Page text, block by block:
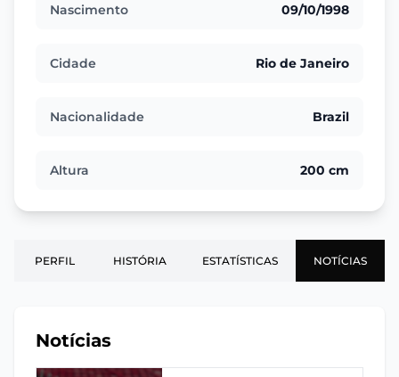
Nascimento 09/10/1998
Cidade Rio de Janeiro
Nacionalidade Brazil
Altura 200 cm
PERFIL HISTÓRIA ESTATÍSTICAS NOTÍCIAS
Notícias